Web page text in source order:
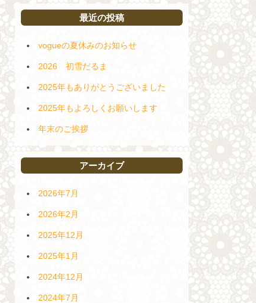
最近の投稿
vogueの夏休みのお知らせ
2026 初雪だるま
2025年もありがとうございました
2025年もよろしくお願いします
年末のご挨拶
アーカイブ
2026年7月
2026年2月
2025年12月
2025年1月
2024年12月
2024年7月